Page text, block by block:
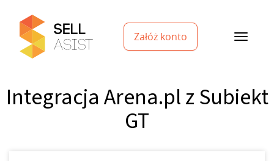
Załóż konto
Integracja Arena.pl z Subiekt
GT